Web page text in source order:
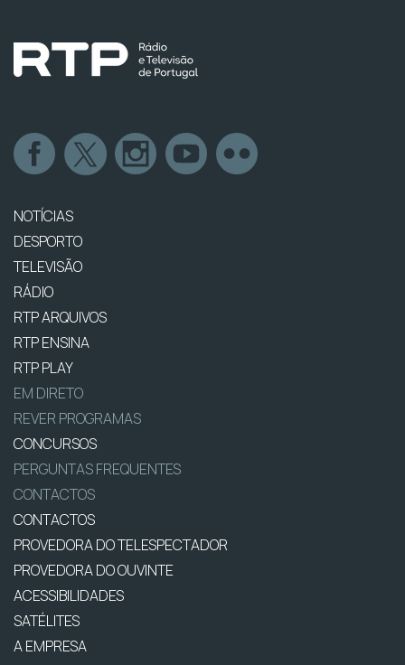
NOTÍCIAS
DESPORTO
TELEVISÃO
RÁDIO
RTP ARQUIVOS
RTP ENSINA
RTP PLAY
EM DIRETO
REVER PROGRAMAS
CONCURSOS
PERGUNTAS FREQUENTES
CONTACTOS
CONTACTOS
PROVEDORA DO TELESPECTADOR
PROVEDORA DO OUVINTE
ACESSIBILIDADES
SATÉLITES
A EMPRESA